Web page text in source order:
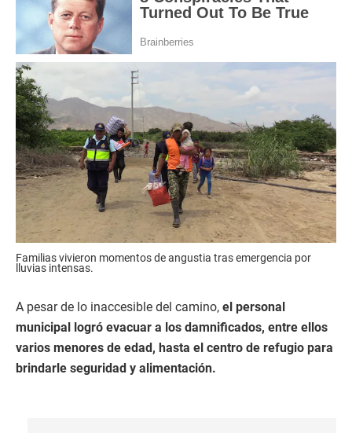
Familias vivieron momentos de angustia tras emergencia por
lluvias intensas.
A pesar de lo inaccesible del camino, el personal
municipal logró evacuar a los damnificados, entre ellos
varios menores de edad, hasta el centro de refugio para
brindarle seguridad y alimentación.